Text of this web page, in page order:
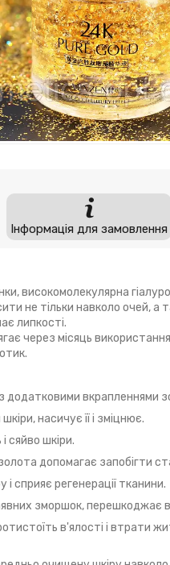
Інформація для замовлення
високомолекулярна
не тільки навколо очей, а
липкості.
через місяць
додатковими вкрапленнями
насичує її і зміцнює.
сяйво шкіри.
допомагає запобігти
сприяє регенерації тканини.
зморшок, перешкоджає
в'ялості і втрати